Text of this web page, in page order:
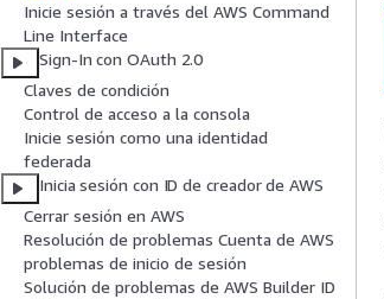
Inicie sesión a través del AWS Command
Line Interface
Sign-In con OAuth 2.0
Claves de condición
Control de acceso a la consola
Inicie sesión como una identidad
federada
Inicia sesión con ID de creador de AWS
Cerrar sesión en AWS
Resolución de problemas Cuenta de AWS
problemas de inicio de sesión
Solución de problemas de AWS Builder ID